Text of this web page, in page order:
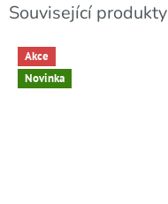
Související produkty
Akce
Novinka